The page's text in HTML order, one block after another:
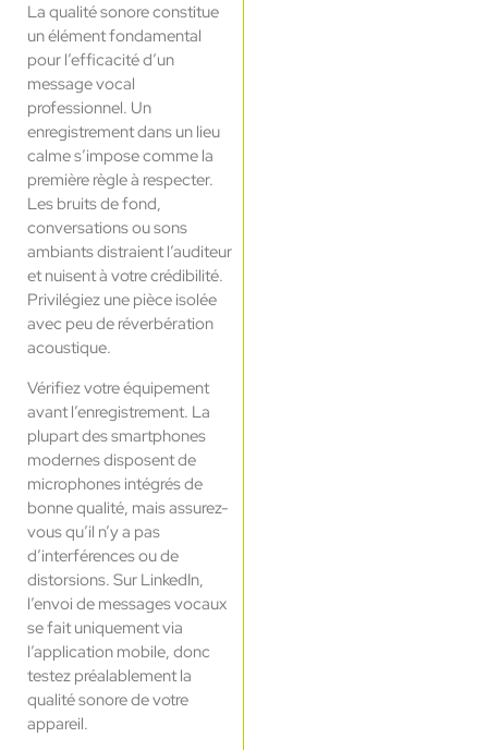
La qualité sonore constitue
un élément fondamental
pour l’efficacité d’un
message vocal
professionnel. Un
enregistrement dans un lieu
calme s’impose comme la
première règle à respecter.
Les bruits de fond,
conversations ou sons
ambiants distraient l’auditeur
et nuisent à votre crédibilité.
Privilégiez une pièce isolée
avec peu de réverbération
acoustique.
Vérifiez votre équipement
avant l’enregistrement. La
plupart des smartphones
modernes disposent de
microphones intégrés de
bonne qualité, mais assurez-
vous qu’il n’y a pas
d’interférences ou de
distorsions. Sur LinkedIn,
l’envoi de messages vocaux
se fait uniquement via
l’application mobile, donc
testez préalablement la
qualité sonore de votre
appareil.